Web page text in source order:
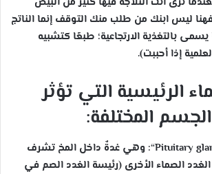
ليس ابنك من طلب منك التوقف إنما الناتج
بالتغذية الارتجاعية؛ طبعًا كتشبيه
إذا أحببت).
الرئيسية التي تؤثر
المختلفة:
“: وهي غدةٌ داخل المخ تشرف
الصماء الأخرى (رئيسة الغدد الصم في